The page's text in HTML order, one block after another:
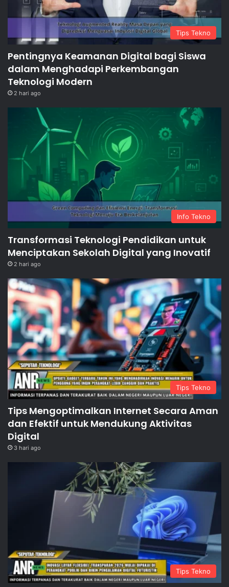
Tips Tekno
Pentingnya Keamanan Digital bagi Siswa
dalam Menghadapi Perkembangan
Teknologi Modern
2 hari ago
Info Tekno
Transformasi Teknologi Pendidikan untuk
Menciptakan Sekolah Digital yang Inovatif
2 hari ago
Tips Tekno
Tips Mengoptimalkan Internet Secara Aman
dan Efektif untuk Mendukung Aktivitas
Digital
3 hari ago
Tips Tekno